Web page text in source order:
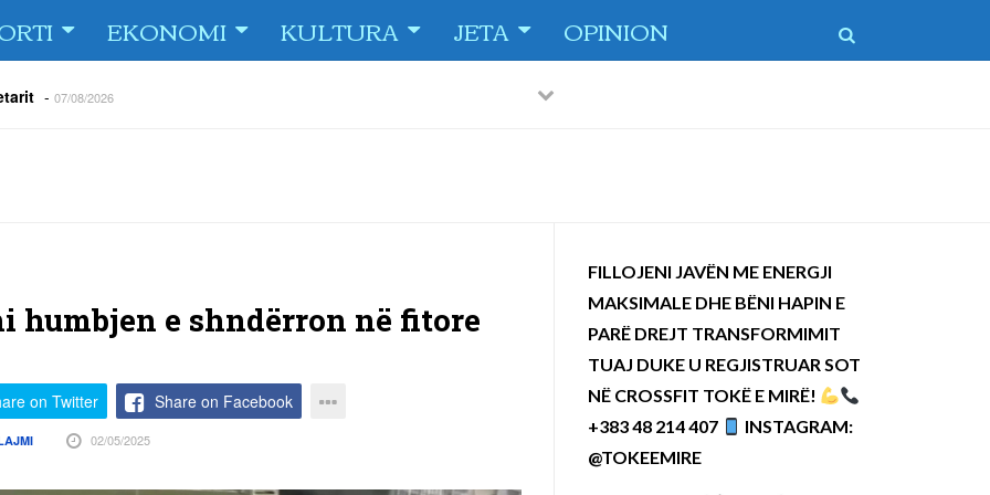
EKONOMI KULTURA JETA OPINION
Fiorin e San Marinos, duke i shënuar katër gola në pjesëlojën e dytë -
portofolin me dokumente dhe të holla
PreviousNext
humbjen e shndërron në fitore
on Twitter Share on Facebook
02/05/2025
FILLOJENI JAVËN ME ENERGJI
MAKSIMALE DHE BËNI HAPIN E
PARË DREJT TRANSFORMIMIT
TUAJ DUKE U REGJISTRUAR SOT
NË CROSSFIT TOKË E MIRË!
+383 48 214 407
INSTAGRAM:
@TOKEEMIRE